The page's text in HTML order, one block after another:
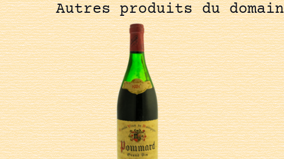
Autres produits du